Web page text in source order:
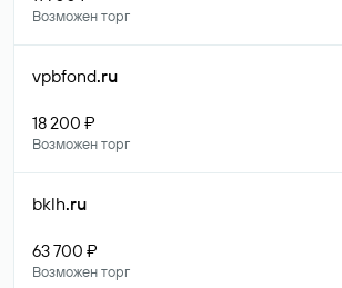
Возможен торг
vpbfond.ru
18 200 ₽
Возможен торг
bklh.ru
63 700 ₽
Возможен торг